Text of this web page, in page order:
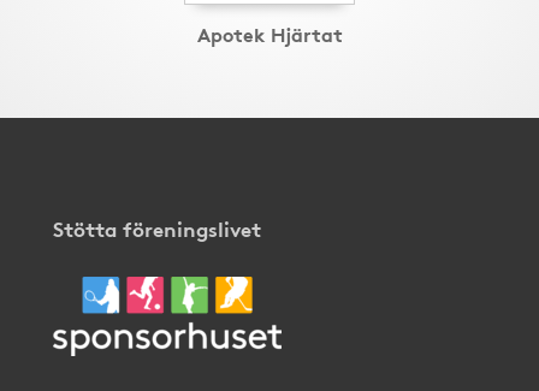
Apotek Hjärtat
Stötta föreningslivet